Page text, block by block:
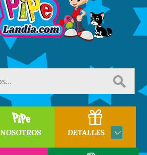
NOSOTROS DETALLES